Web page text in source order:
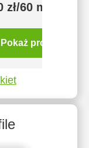
zł/60 min
Pokaż profil